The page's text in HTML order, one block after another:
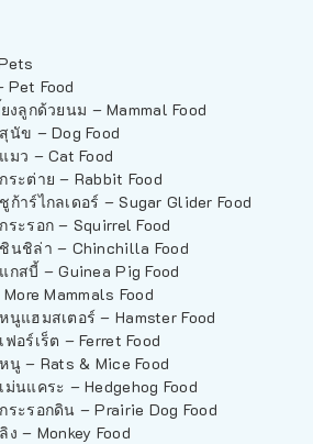
Pet Food
งลูกด้วยนม – Mammal Food
นัข – Dog Food
มว – Cat Food
ระต่าย – Rabbit Food
ก้าร์ไกลเดอร์ – Sugar Glider Food
ระรอก – Squirrel Food
นชิล่า – Chinchilla Food
กสบี้ – Guinea Pig Food
Mammals Food
นูแฮมสเตอร์ – Hamster Food
ฟอร์เร็ต – Ferret Food
นู – Rats & Mice Food
ม่นแคระ – Hedgehog Food
ระรอกดิน – Prairie Dog Food
ง – Monkey Food